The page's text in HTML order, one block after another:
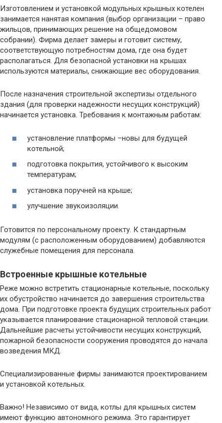
Изготовлением и установкой модульных крышных котелен
занимается нанятая компания (выбор организации – право
жильцов, принимающих решение на общедомовом
собрании). Фирма делает замеры и готовит систему,
соответствующую потребностям дома, где она будет
располагаться. Для безопасной установки на крышах
используются материалы, снижающие вес оборудования.
После назначения строительной экспертизы отдельного
здания (для проверки надежности несущих конструкций)
начинается установка. Требования к монтажным работам:
установление платформы –новы для будущей
котельной;
подготовка покрытия, устойчивого к высоким
температурам;
установка поручней на крыше;
улучшение звукоизоляции.
Готовится по персональному проекту. К стандартным
модулям (с расположенным оборудованием) добавляются
служебные помещения для персонала.
Встроенные крышные котельные
Реже можно встретить стационарные котельные, поскольку
их обустройство начинается до завершения строительства
дома. При подготовке проекта будущих строительных работ
указывается планирование стационарной тепловой станции.
Дальнейшие расчеты устойчивости несущих конструкций,
пожарной безопасности сооружения проводятся до начала
возведения МКД.
Специализированные фирмы занимаются проектированием
и установкой котельных.
Важно! Независимо от вида, котлы для крышных систем
имеют функцию автономного режима. Это гарантирует